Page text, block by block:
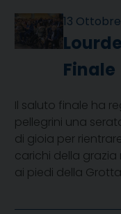
13
Finale
Il saluto finale ha
pellegrini una
di gioia per
carichi della grazia
ai piedi della